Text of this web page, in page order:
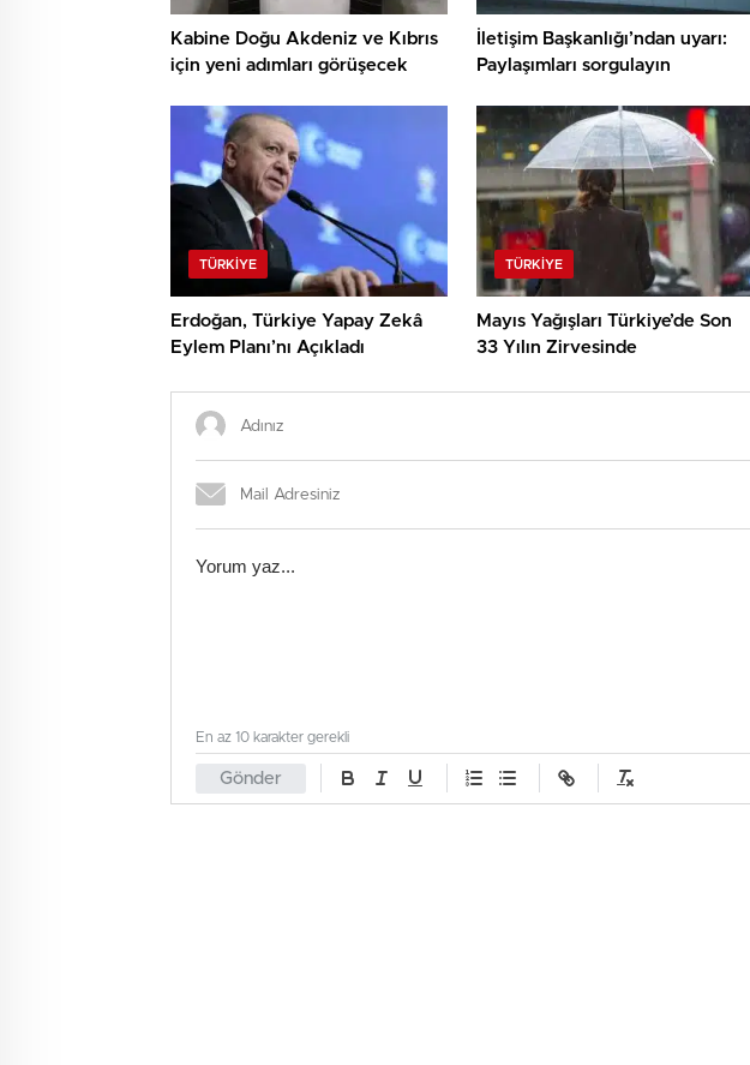
Kabine Doğu Akdeniz ve Kıbrıs
için yeni adımları görüşecek
İletişim Başkanlığı’ndan uyarı:
Paylaşımları sorgulayın
TÜRKIYE
Erdoğan, Türkiye Yapay Zekâ
Eylem Planı’nı Açıkladı
TÜRKIYE
Mayıs Yağışları Türkiye’de Son
33 Yılın Zirvesinde
Gönder
En az 10 karakter gerekli